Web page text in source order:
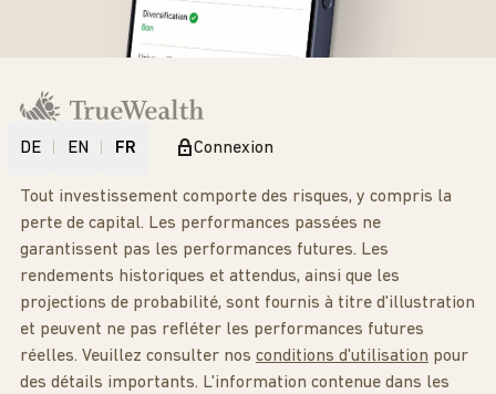
DE EN FR Connexion
Tout investissement comporte des risques, y compris la
perte de capital. Les performances passées ne
garantissent pas les performances futures. Les
rendements historiques et attendus, ainsi que les
projections de probabilité, sont fournis à titre d'illustration
et peuvent ne pas refléter les performances futures
réelles. Veuillez consulter nos conditions d'utilisation pour
des détails importants. L'information contenue dans les